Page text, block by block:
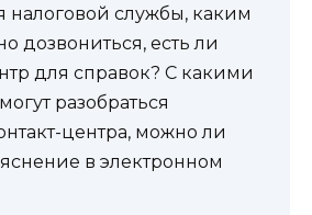
налоговой службы, каким
дозвониться, есть ли
для справок? С какими
разобраться
центра, можно ли
в электронном